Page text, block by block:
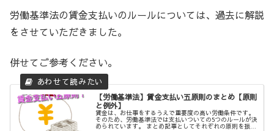
労働基準法の賃金支払いのルールについては、過去に解説
をさせていただきました。
併せてご参考ください。
【労働基準法】賃金支払い五原則のまとめ【原則
と例外】
賃金は、お仕事をするうえで重要度の高い労働条件です。
そのため、労働基準法では支払いついての5つのルールが決
められています。 まとめ記事としてそれぞれの原則を振り